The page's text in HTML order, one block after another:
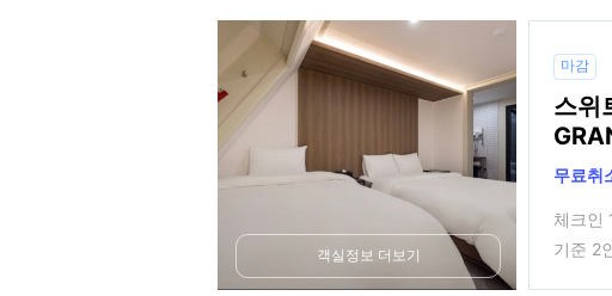
객실정보 더보기
마감
스위
무료취
체크인
기준 2